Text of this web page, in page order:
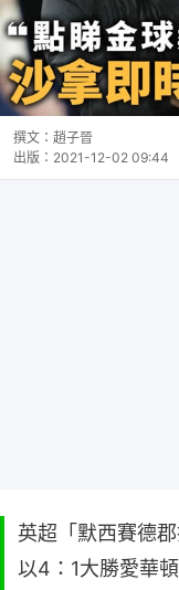
撰文： 趙子晉
出版： 2021-12-02 09:44
英超「默西賽德
以4：1大勝愛華